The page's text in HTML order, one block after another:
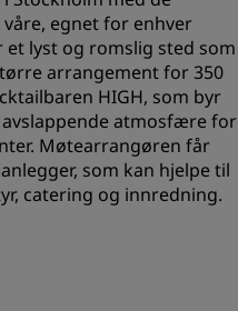
egnet for enhver
lyst og romslig sted som
arrangement for 350
HIGH, som byr
atmosfære for
Møtearrangøren får
som kan hjelpe til
catering og innredning.